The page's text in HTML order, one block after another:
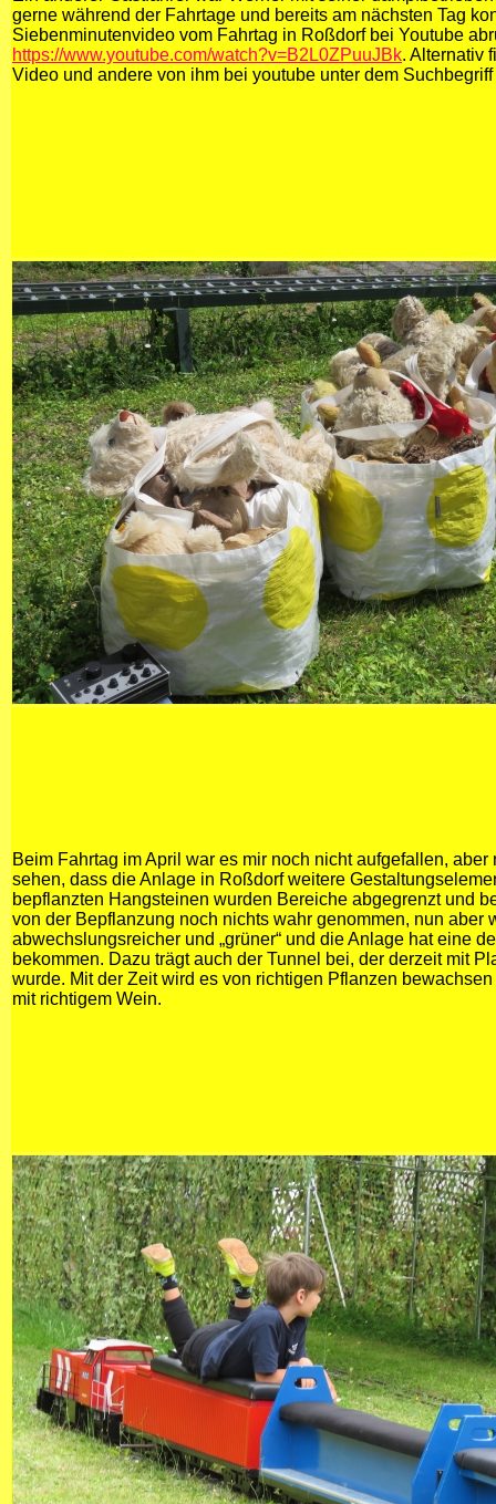
gerne während der Fahrtage und bereits am nächsten Tag
Siebenminutenvideo vom Fahrtag in Roßdorf bei Youtube
https://www.youtube.com/watch?v=B2L0ZPuuJBk. Alternativ
Video und andere von ihm bei youtube unter dem
Beim Fahrtag im April war es mir noch nicht aufgefallen,
sehen, dass die Anlage in Roßdorf weitere
bepflanzten Hangsteinen wurden Bereiche abgegrenzt und
von der Bepflanzung noch nichts wahr genommen, nun aber
abwechslungsreicher und „grüner“ und die Anlage hat eine
bekommen. Dazu trägt auch der Tunnel bei, der derzeit mit
wurde. Mit der Zeit wird es von richtigen Pflanzen
mit richtigem Wein.